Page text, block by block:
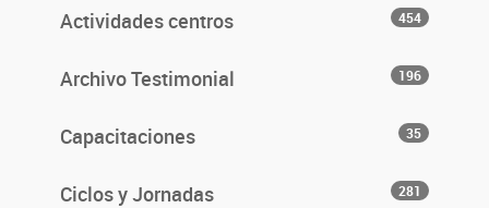
Actividades centros 454
Archivo Testimonial 196
Capacitaciones 35
Ciclos y Jornadas 281